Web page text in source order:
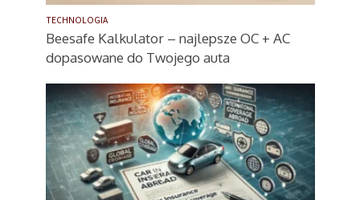
TECHNOLOGIA
Beesafe Kalkulator – najlepsze OC + AC
dopasowane do Twojego auta